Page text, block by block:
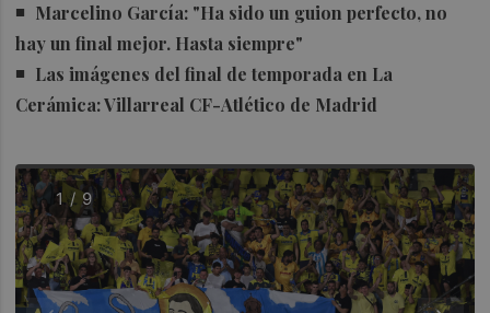
Marcelino García: "Ha sido un guion perfecto, no
hay un final mejor. Hasta siempre"
Las imágenes del final de temporada en La
Cerámica: Villarreal CF-Atlético de Madrid
1 / 9